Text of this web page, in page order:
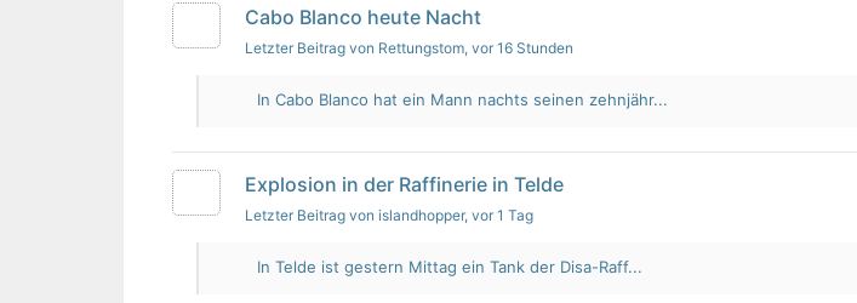
Cabo Blanco heute Nacht
Letzter Beitrag von Rettungstom, vor 16 Stunden
In Cabo Blanco hat ein Mann nachts seinen zehnjähr...
Explosion in der Raffinerie in Telde
Letzter Beitrag von islandhopper, vor 1 Tag
In Telde ist gestern Mittag ein Tank der Disa-Raff...